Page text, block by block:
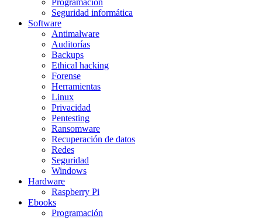
Programación
Seguridad informática
Software
Antimalware
Auditorías
Backups
Ethical hacking
Forense
Herramientas
Linux
Privacidad
Pentesting
Ransomware
Recuperación de datos
Redes
Seguridad
Windows
Hardware
Raspberry Pi
Ebooks
Programación